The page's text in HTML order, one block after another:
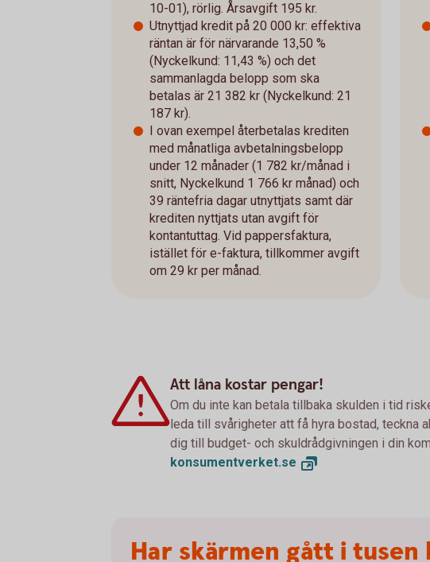
10-01), rörlig. Årsavgift 195 kr.
Utnyttjad kredit på 20 000 kr: effektiva
räntan är för närvarande 13,50 %
(Nyckelkund: 11,43 %) och det
sammanlagda belopp som ska
betalas är 21 382 kr (Nyckelkund: 21
187 kr).
I ovan exempel återbetalas krediten
med månatliga avbetalningsbelopp
under 12 månader (1 782 kr/månad i
snitt, Nyckelkund 1 766 kr månad) och
39 räntefria dagar utnyttjats samt där
krediten nyttjats utan avgift för
kontantuttag. Vid pappersfaktura,
istället för e-faktura, tillkommer avgift
om 29 kr per månad.
Att låna kostar pengar!
Om du inte kan betala tillbaka skulden i tid
leda till svårigheter att få hyra bostad, teckna
dig till budget- och skuldrådgivningen i din
konsumentverket.se
Har skärmen gått i tusen